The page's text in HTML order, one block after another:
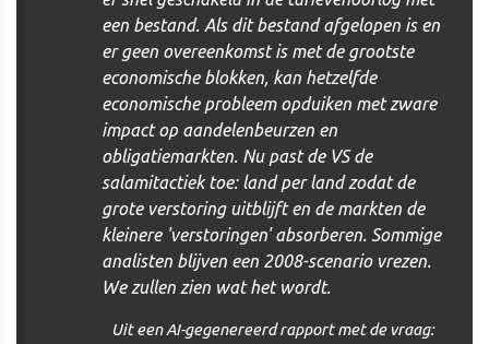
een bestand. Als dit bestand afgelopen is en
er geen overeenkomst is met de grootste
economische blokken, kan hetzelfde
economische probleem opduiken met zware
impact op aandelenbeurzen en
obligatiemarkten. Nu past de VS de
salamitactiek toe: land per land zodat de
grote verstoring uitblijft en de markten de
kleinere 'verstoringen' absorberen. Sommige
analisten blijven een 2008-scenario vrezen.
We zullen zien wat het wordt.
Uit een AI-gegenereerd rapport met de vraag: